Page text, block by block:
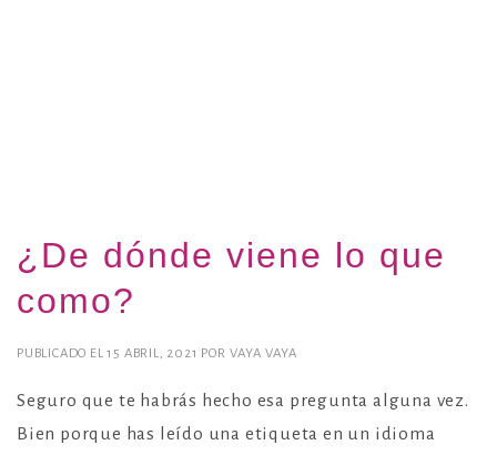
¿De dónde viene lo que
como?
PUBLICADO EL15 ABRIL, 2021 POR VAYA VAYA
Seguro que te habrás hecho esa pregunta alguna vez.
Bien porque has leído una etiqueta en un idioma